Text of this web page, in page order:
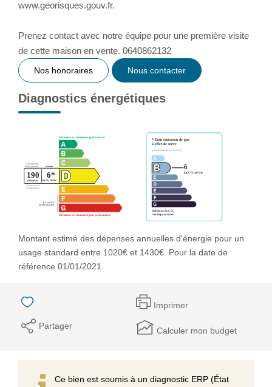
www.georisques.gouv.fr.
Prenez contact avec notre équipe pour une première visite
de cette maison en vente. 0640862132
Nos honoraires Nous contacter
Diagnostics énergétiques
Montant estimé des dépenses annuelles d'énergie pour un
usage standard entre 1020€ et 1430€. Pour la date de
référence 01/01/2021.
Imprimer
Partager Calculer mon budget
Ce bien est soumis à un diagnostic ERP (État